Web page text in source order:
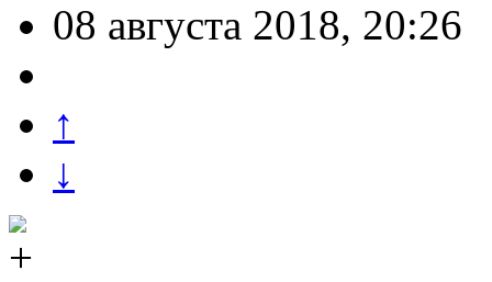
08 августа 2018, 20:26
↑
↓